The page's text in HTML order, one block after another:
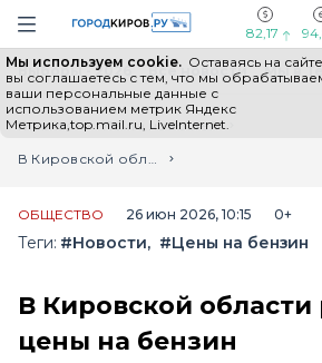
Навигация сайта
82,17
Мы используем cookie. Оставаясь на
вы соглашаетесь с тем, что мы
ваши персональные данные с
использованием метрик Яндекс
Метрика,top.mail.ru, LiveInternet.
Выборы - 2026 Все новости Мы в
Главная
Лента новостей
В Кировской области растут цены на бензин
ОБЩЕСТВО 26 июн 2026, 10:15 0+
Теги: #Новости #Цены на бензин
В Кировской области
цены на бензин